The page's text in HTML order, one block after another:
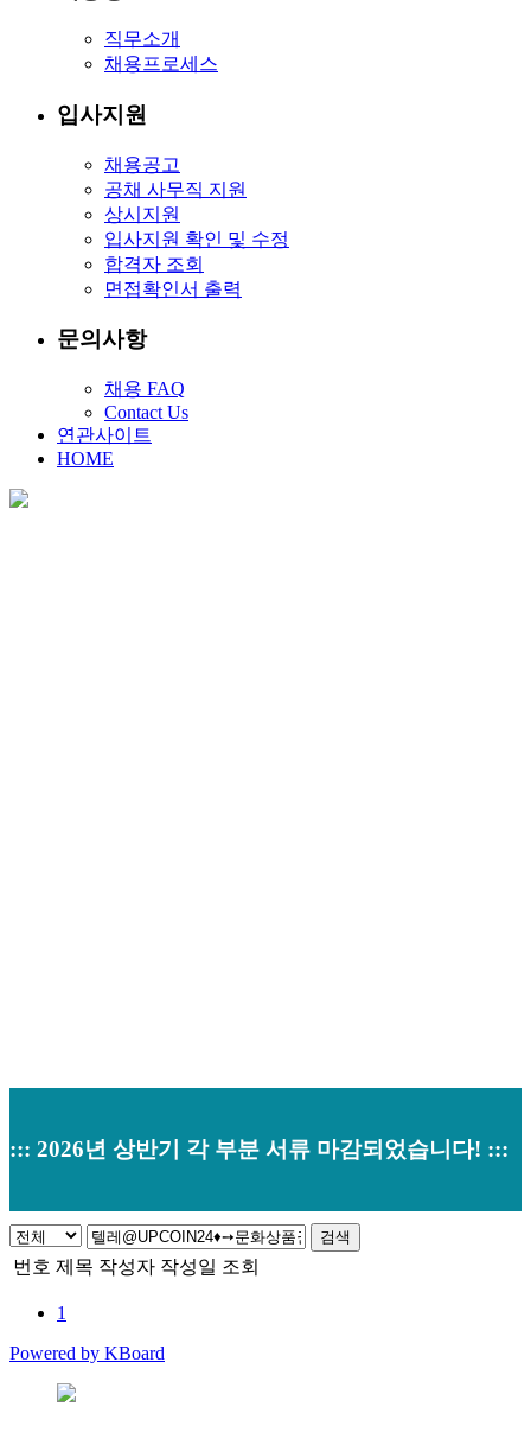
직무소개
채용프로세스
입사지원
채용공고
공채 사무직 지원
상시지원
입사지원 확인 및 수정
합격자 조회
면접확인서 출력
문의사항
채용 FAQ
Contact Us
연관사이트
HOME
::: 2026년 상반기 각 부분 서류 마감되었습니다! :::
검색
번호 제목 작성자 작성일 조회
1
Powered by KBoard